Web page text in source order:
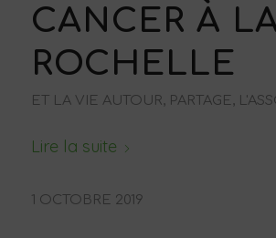
CANCER À
ROCHELLE
ET LA VIE AUTOUR, PARTAGE ,
Lire la suite
1 OCTOBRE 2019